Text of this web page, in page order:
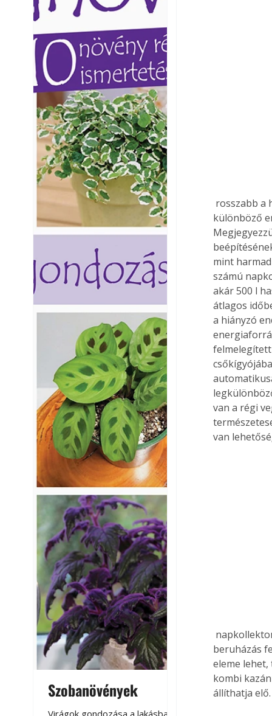
Szobanövények
Virágoskert:
különböző
mint
számú
akár 500 l
átlagos
a hiányzó
van a régi
van
beruházás
eleme
kombi
állíthatja elő.